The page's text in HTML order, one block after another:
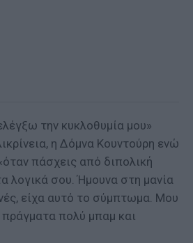
την κυκλοθυμία μου»
η Δόμνα Κουντούρη ενώ
πάσχεις από διπολική
λογικά σου. Ήμουνα στη μανία
είχα αυτό το σύμπτωμα. Μου
πολύ μπαμ και